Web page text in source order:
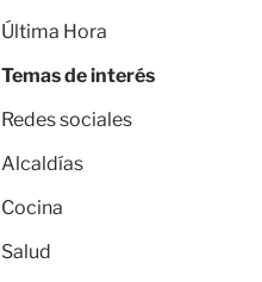
Última Hora
Temas de interés
Redes sociales
Alcaldías
Cocina
Salud